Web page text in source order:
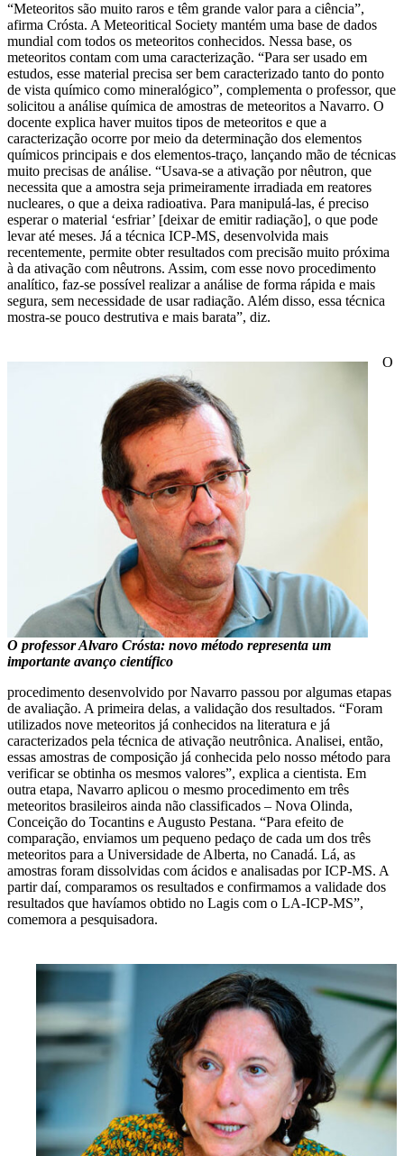
“Meteoritos são muito raros e têm grande valor para a ciência”,
afirma Crósta. A Meteoritical Society mantém uma base de dados
mundial com todos os meteoritos conhecidos. Nessa base, os
meteoritos contam com uma caracterização. “Para ser usado em
estudos, esse material precisa ser bem caracterizado tanto do ponto
de vista químico como mineralógico”, complementa o professor, que
solicitou a análise química de amostras de meteoritos a Navarro. O
docente explica haver muitos tipos de meteoritos e que a
caracterização ocorre por meio da determinação dos elementos
químicos principais e dos elementos-traço, lançando mão de técnicas
muito precisas de análise. “Usava-se a ativação por nêutron, que
necessita que a amostra seja primeiramente irradiada em reatores
nucleares, o que a deixa radioativa. Para manipulá-las, é preciso
esperar o material ‘esfriar’ [deixar de emitir radiação], o que pode
levar até meses. Já a técnica ICP-MS, desenvolvida mais
recentemente, permite obter resultados com precisão muito próxima
à da ativação com nêutrons. Assim, com esse novo procedimento
analítico, faz-se possível realizar a análise de forma rápida e mais
segura, sem necessidade de usar radiação. Além disso, essa técnica
mostra-se pouco destrutiva e mais barata”, diz.
O professor Alvaro Crósta: novo método representa um
importante avanço científico
O
procedimento desenvolvido por Navarro passou por algumas etapas
de avaliação. A primeira delas, a validação dos resultados. “Foram
utilizados nove meteoritos já conhecidos na literatura e já
caracterizados pela técnica de ativação neutrônica. Analisei, então,
essas amostras de composição já conhecida pelo nosso método para
verificar se obtinha os mesmos valores”, explica a cientista. Em
outra etapa, Navarro aplicou o mesmo procedimento em três
meteoritos brasileiros ainda não classificados – Nova Olinda,
Conceição do Tocantins e Augusto Pestana. “Para efeito de
comparação, enviamos um pequeno pedaço de cada um dos três
meteoritos para a Universidade de Alberta, no Canadá. Lá, as
amostras foram dissolvidas com ácidos e analisadas por ICP-MS. A
partir daí, comparamos os resultados e confirmamos a validade dos
resultados que havíamos obtido no Lagis com o LA-ICP-MS”,
comemora a pesquisadora.